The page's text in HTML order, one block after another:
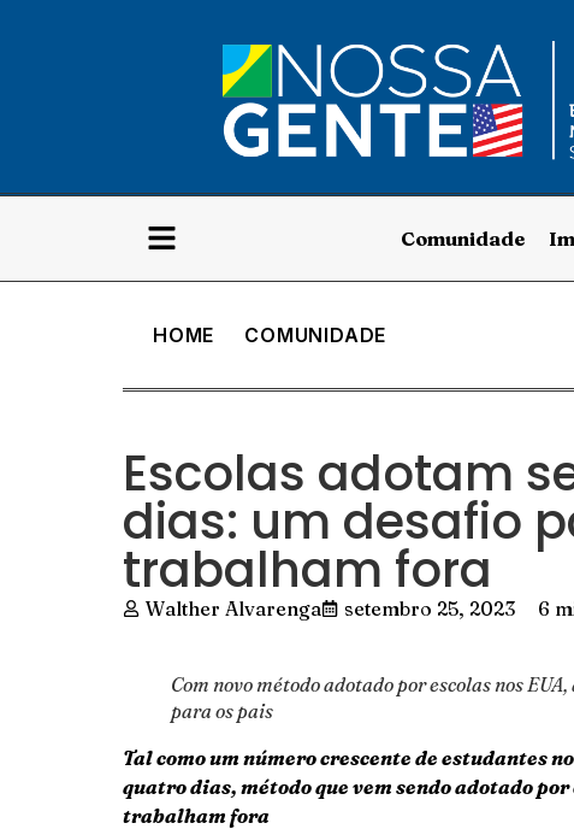
Comunidade
HOME COMUNIDADE
Escolas adotam
dias: um desafio
trabalham fora
Walther Alvarenga setembro 25, 2023 6
Com novo método adotado por escolas nos
para os pais
Tal como um número crescente de estudantes
quatro dias, método que vem sendo adotado
trabalham fora